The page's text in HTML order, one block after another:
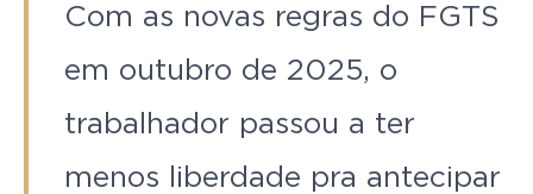
Com as novas regras do FGTS
em outubro de 2025, o
trabalhador passou a ter
menos liberdade pra antecipar